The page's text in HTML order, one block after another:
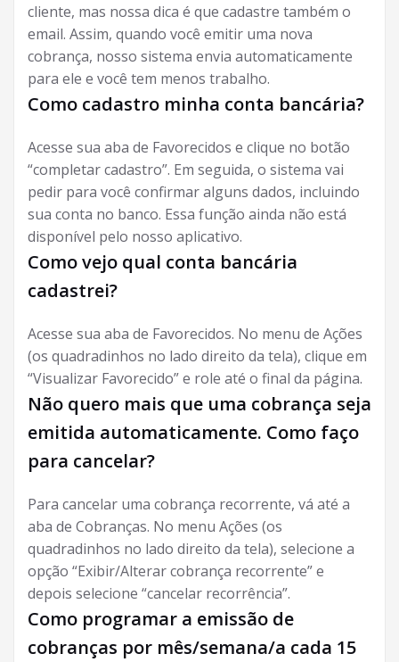
cliente, mas nossa dica é que cadastre também o
email. Assim, quando você emitir uma nova
cobrança, nosso sistema envia automaticamente
para ele e você tem menos trabalho.
Como cadastro minha conta bancária?
Acesse sua aba de Favorecidos e clique no botão
“completar cadastro”. Em seguida, o sistema vai
pedir para você confirmar alguns dados, incluindo
sua conta no banco. Essa função ainda não está
disponível pelo nosso aplicativo.
Como vejo qual conta bancária
cadastrei?
Acesse sua aba de Favorecidos. No menu de Ações
(os quadradinhos no lado direito da tela), clique em
“Visualizar Favorecido” e role até o final da página.
Não quero mais que uma cobrança seja
emitida automaticamente. Como faço
para cancelar?
Para cancelar uma cobrança recorrente, vá até a
aba de Cobranças. No menu Ações (os
quadradinhos no lado direito da tela), selecione a
opção “Exibir/Alterar cobrança recorrente” e
depois selecione “cancelar recorrência”.
Como programar a emissão de
cobranças por mês/semana/a cada 15